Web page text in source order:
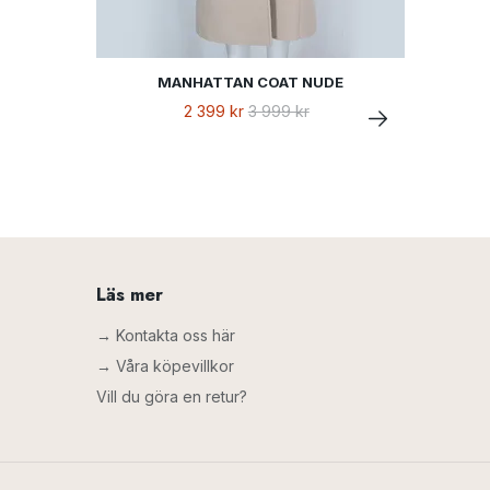
MANHATTAN COAT NUDE
2 399 kr 3 999 kr
Läs mer
→ Kontakta oss här
→ Våra köpevillkor
Vill du göra en retur?